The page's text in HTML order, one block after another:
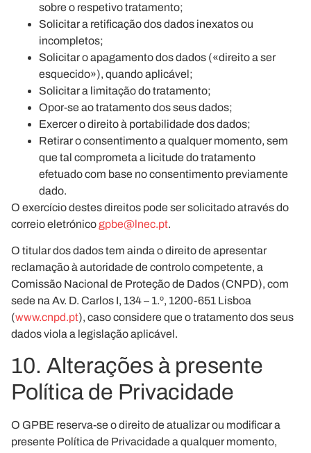
sobre o respetivo tratamento;
Solicitar a retificaçãodos dados inexatos ou
incompletos;
Solicitar oapagamentodos dados («direito a ser
esquecido»), quando aplicável;
Solicitar a limitaçãodo tratamento;
Opor-seao tratamento dos seus dados;
Exercer o direito à portabilidadedos dados;
Retirar o consentimentoa qualquer momento, sem
que tal comprometa a licitude do tratamento
efetuado com base no consentimento previamente
dado.
O exercício destes direitos pode ser solicitado através do
correio eletrónicogpbe@lnec.pt.
O titular dos dados tem ainda o direito de apresentar
reclamação à autoridade de controlo competente, a
Comissão Nacional de Proteção de Dados (CNPD), com
sede na Av. D. Carlos I, 134 – 1.º, 1200-651 Lisboa
(www.cnpd.pt), caso considere que o tratamento dos seus
dados viola a legislação aplicável.
10. Alterações à presente
Política de Privacidade
O GPBE reserva-se o direito de atualizar ou modificar a
presente Política de Privacidade a qualquer momento,